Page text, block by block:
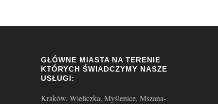
GŁÓWNE MIASTA NA TERENIE
KTÓRYCH ŚWIADCZYMY NASZE
USŁUGI:
Kraków, Wieliczka, Myślenice, Mszana-